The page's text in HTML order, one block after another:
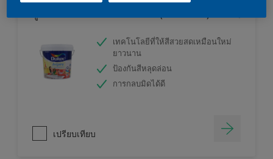
เทคโนโลยีที่ให้สีสวยสดเหมือนใหม่
ยาวนาน
ป้องกันสีหลุดล่อน
การกลบมิดได้ดี
เปรียบเทียบ